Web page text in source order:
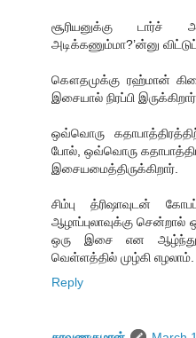
சூரியனுக்கு டார்ச்
அடிக்கணும்மா?’ன்னு
கௌதமுக்கு ரஹ்மான்
இசையால் நிரப்பி இருக்கிறார்.
ஒவ்வொரு
போல், ஒவ்வொரு
இசையமைத்திருக்கிறார்.
சிம்பு த்ரிஷாவுடன்
ஆழாப்புலாவுக்கு சென்றால்
ஒரு இசை என
வெள்ளத்தில் முழ்கி எழலாம்.
Reply